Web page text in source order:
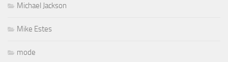
Michael Jackson
Mike Estes
mode